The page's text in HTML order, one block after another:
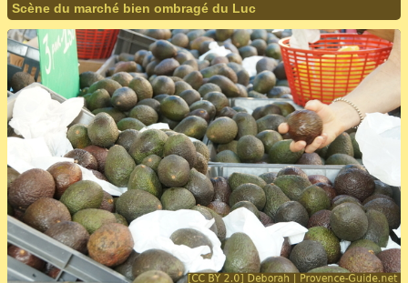
Scène du marché bien ombragé du Luc